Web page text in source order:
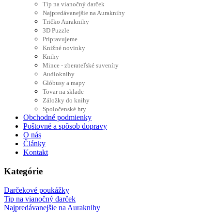
Tip na vianočný darček
Najpredávanejšie na Auraknihy
Tričko Auraknihy
3D Puzzle
Pripravujeme
Knižné novinky
Knihy
Mince - zberateľské suveníry
Audioknihy
Glóbusy a mapy
Tovar na sklade
Záložky do knihy
Spoločenské hry
Obchodné podmienky
Poštovné a spôsob dopravy
O nás
Články
Kontakt
Kategórie
Darčekové poukážky
Tip na vianočný darček
Najpredávanejšie na Auraknihy